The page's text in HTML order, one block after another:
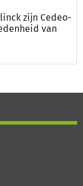
zijn Cedeo-
van